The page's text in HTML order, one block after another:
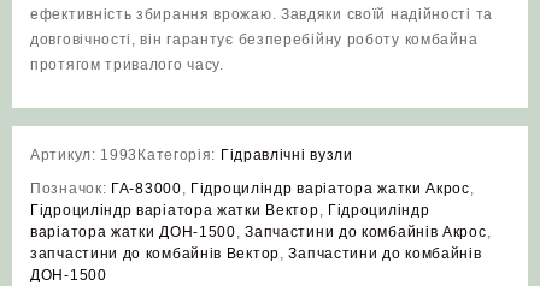
ефективність збирання врожаю. Завдяки своїй надійності та
довговічності, він гарантує безперебійну роботу комбайна
протягом тривалого часу.
Артикул: 1993 Категорія: Гідравлічні вузли
Позначок: ГА-83000, Гідроциліндр варіатора жатки Акрос,
Гідроциліндр варіатора жатки Вектор, Гідроциліндр
варіатора жатки ДОН-1500,Запчастини до комбайнів Акрос,
запчастини до комбайнів Вектор,Запчастини до комбайнів
ДОН-1500